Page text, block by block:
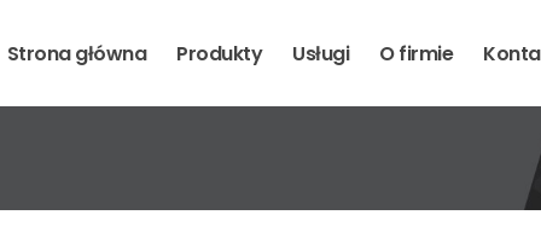
Strona główna Produkty Usługi O firmie